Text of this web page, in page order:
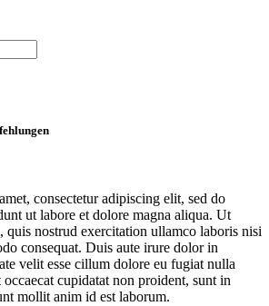
consectetur adipiscing elit, sed do
ut labore et dolore magna aliqua. Ut
quis nostrud exercitation ullamco laboris nisi
consequat. Duis aute irure dolor in
velit esse cillum dolore eu fugiat nulla
cupidatat non proident, sunt in
mollit anim id est laborum.